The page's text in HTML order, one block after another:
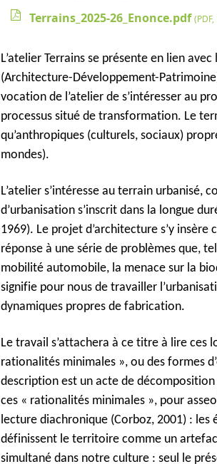
Terrains_2025-26_Enonce.pdf
L’atelier Terrains se présente en lien
(Architecture-Développement-
vocation de l’atelier de s’intéresser au
processus situé de transformation. Le
qu’anthropiques (culturels, sociaux)
mondes).
L’atelier s’intéresse au terrain urbanisé,
d’urbanisation s’inscrit dans la longue
1969). Le projet d’architecture s’y insère
réponse à une série de problèmes que,
mobilité automobile, la menace sur la
signifie pour nous de travailler
dynamiques propres de fabrication.
Le travail s’attachera à ce titre à lire ces
rationalités minimales », ou des formes
description est un acte de
ces « rationalités minimales », pour
lecture diachronique (Corboz, 2001) : les
définissent le territoire comme un
simultané dans notre culture : seul le